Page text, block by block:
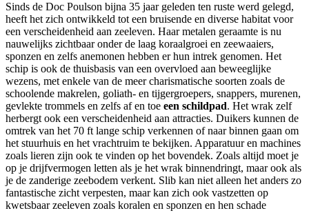
Sinds de Doc Poulson bijna 35 jaar geleden ten ruste werd gelegd,
heeft het zich ontwikkeld tot een bruisende en diverse habitat voor
een verscheidenheid aan zeeleven. Haar metalen geraamte is nu
nauwelijks zichtbaar onder de laag koraalgroei en zeewaaiers,
sponzen en zelfs anemonen hebben er hun intrek genomen. Het
schip is ook de thuisbasis van een overvloed aan beweeglijke
wezens, met enkele van de meer charismatische soorten zoals de
schoolende makrelen, goliath- en tijgergroepers, snappers, murenen,
gevlekte trommels en zelfs af en toe een schildpad. Het wrak zelf
herbergt ook een verscheidenheid aan attracties. Duikers kunnen de
omtrek van het 70 ft lange schip verkennen of naar binnen gaan om
het stuurhuis en het vrachtruim te bekijken. Apparatuur en machines
zoals lieren zijn ook te vinden op het bovendek. Zoals altijd moet je
op je drijfvermogen letten als je het wrak binnendringt, maar ook als
je de zanderige zeebodem verkent. Slib kan niet alleen het anders zo
fantastische zicht verpesten, maar kan zich ook vastzetten op
kwetsbaar zeeleven zoals koralen en sponzen en hen schade